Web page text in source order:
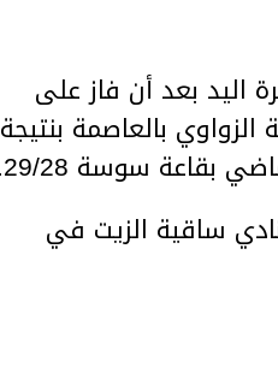
اليد بعد أن فاز على
بالعاصمة بنتيجة
ساقية الزيت في